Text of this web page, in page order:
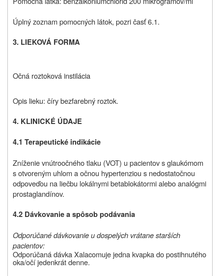
Úplný zoznam pomocných látok, pozri časť 6.1.
3. LIEKOVÁ FORMA
Očná roztoková instilácia
Opis lieku: číry bezfarebný roztok.
4. KLINICKÉ ÚDAJE
4.1 Terapeutické indikácie
Zníženie vnútroočného tlaku (VOT) u pacientov s glaukómom
s otvoreným uhlom a očnou hypertenziou s nedostatočnou
odpoveďou na liečbu lokálnymi betablokátormi alebo analógmi
prostaglandínov.
4.2 Dávkovanie a spôsob podávania
Odporúčané dávkovanie u dospelých vrátane starších
pacientov:
Odporúčaná dávka Xalacomuje jedna kvapka do postihnutého
oka/očí jedenkrát denne.